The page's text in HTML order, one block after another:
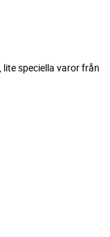
speciella varor från